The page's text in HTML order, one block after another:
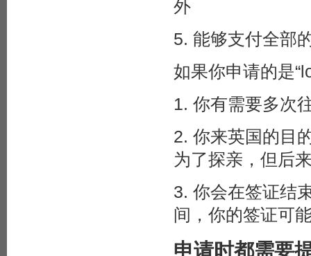
外
5. 能够支付全部
如果你申请的是
1. 你有需要多次
2. 你来英国的目
为了探亲，但后
3. 你会在签证结
间，你的签证可
申请时都需要